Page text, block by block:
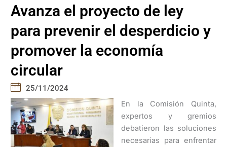
Avanza el proyecto de ley
para prevenir el desperdicio y
promover la economía
circular
25/11/2024
En la Comisión Quinta,
expertos y gremios
debatieron las soluciones
necesarias para enfrentar